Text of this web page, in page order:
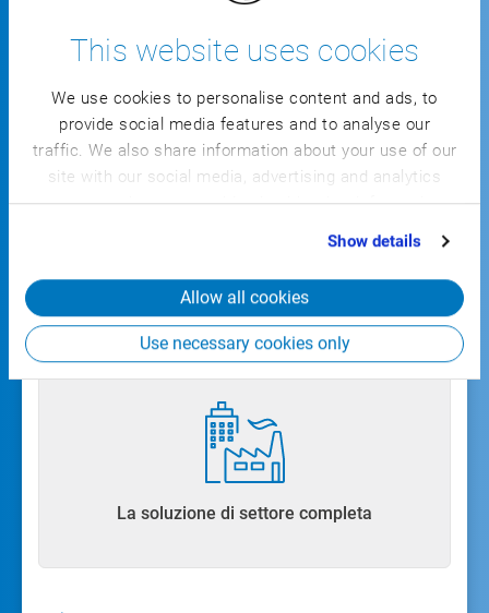
This website uses cookies
We use cookies to personalise content and ads, to
provide social media features and to analyse our
traffic. We also share information about your use of our
site with our social media, advertising and analytics
partners who may combine it with other information
that you’ve provided to them or that they’ve collected
Show details
Allow all cookies
Use necessary cookies only
Orientato in modo ottimale alle richieste specifiche
del vostro settore, lasoluzione di settore chiavi in
mano vi consente un accesso rapido ai processi
aziendali centrali.
CSB
INDUSTRY ERP
La soluzione di settore completa